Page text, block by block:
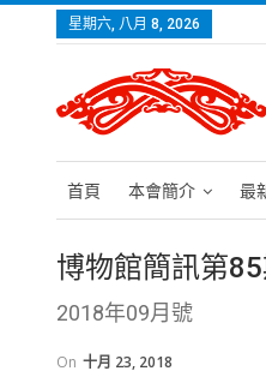
星期六, 八月 8, 2026
首頁 本會簡介 最
博物館簡訊第
2018年09月號
On 十月 23, 2018